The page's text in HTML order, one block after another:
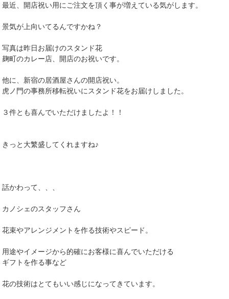
最近、開店祝い用にご注文を頂く事が増えている気がします。
景気が上向いてるんですかね？
写真は昨日お届けのスタンド花
麹町のカレー店、開店のお祝いです。
他に、新宿の居酒屋さんの開店祝い。
虎ノ門の事務所移転祝いにスタンド花をお届けしました。
３件とも喜んでいただけましたよ！！
きっと大繁盛してくれますね♪
話かわって、、、
カノシェのスタッフさん
花束やアレンジメントを作る技術やスピード。
用途やイメージから的確にお客様に喜んでいただける
ギフトを作る事など
花の技術はとてもいい感じになってきています。